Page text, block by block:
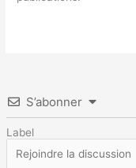
S’abonner
Label